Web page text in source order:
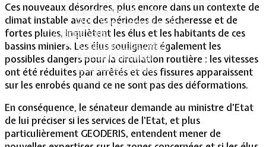
Conciliateur de justice
TIPI : Télépaiement en ligne
Associations
Anciens combattants
ASK Lommerange
Conseil de fabrique
Football Club Lommerange
Culture & Patrimoine
Ces nouveaux désordres, plus encore dans un contexte de
climat instable avec des périodes de sécheresse et de
fortes pluies, inquiètent les élus et les habitants de ces
bassins miniers. Les élus soulignent également les
possibles dangers pour la circulation routière : les vitesses
ont été réduites par arrêtés et des fissures apparaissent
sur les enrobés quand ce ne sont pas des déformations.
En conséquence, le sénateur demande au ministre d’Etat
de lui préciser si les services de l'Etat, et plus
particulièrement GEODERIS, entendent mener de